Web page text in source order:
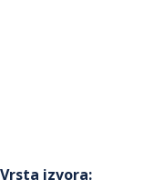
Vrsta izvora: